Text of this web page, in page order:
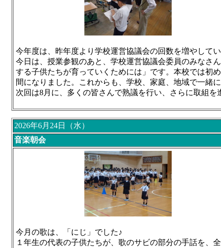
今年度は、昨年度より学校運営協議会の回数を増やして
今日は、授業参観のあと、学校運営協議会委員のみなさ
する子供たちが育っていくためには」です。本校では初
間になりました。これからも、学校、家庭、地域で一緒
次回は8月に、 多くの皆さんで熟議を行い、さらに取組を
2026年6月24日（水）
音楽朝会
今月の歌は、「にじ」でした♪
１年生の代表の子供たちが、歌のサビの部分の手話を、